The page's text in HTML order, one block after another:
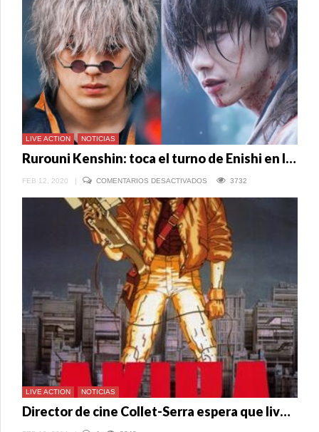
LIVE ACTION NOTICIAS
Rurouni Kenshin: toca el turno de Enishi en los live action
FEB 12, 2020 | COMENTARIOS DESACTIVADOS
KENSHIN:
TOCA
EL
TURNO
DE
ENISHI
EN
LOS
LIVE
ACTION
3732
LIVE ACTION NOTICIAS
Director de cine Collet-Serra espera que live action de Akira sea su próximo trabajo